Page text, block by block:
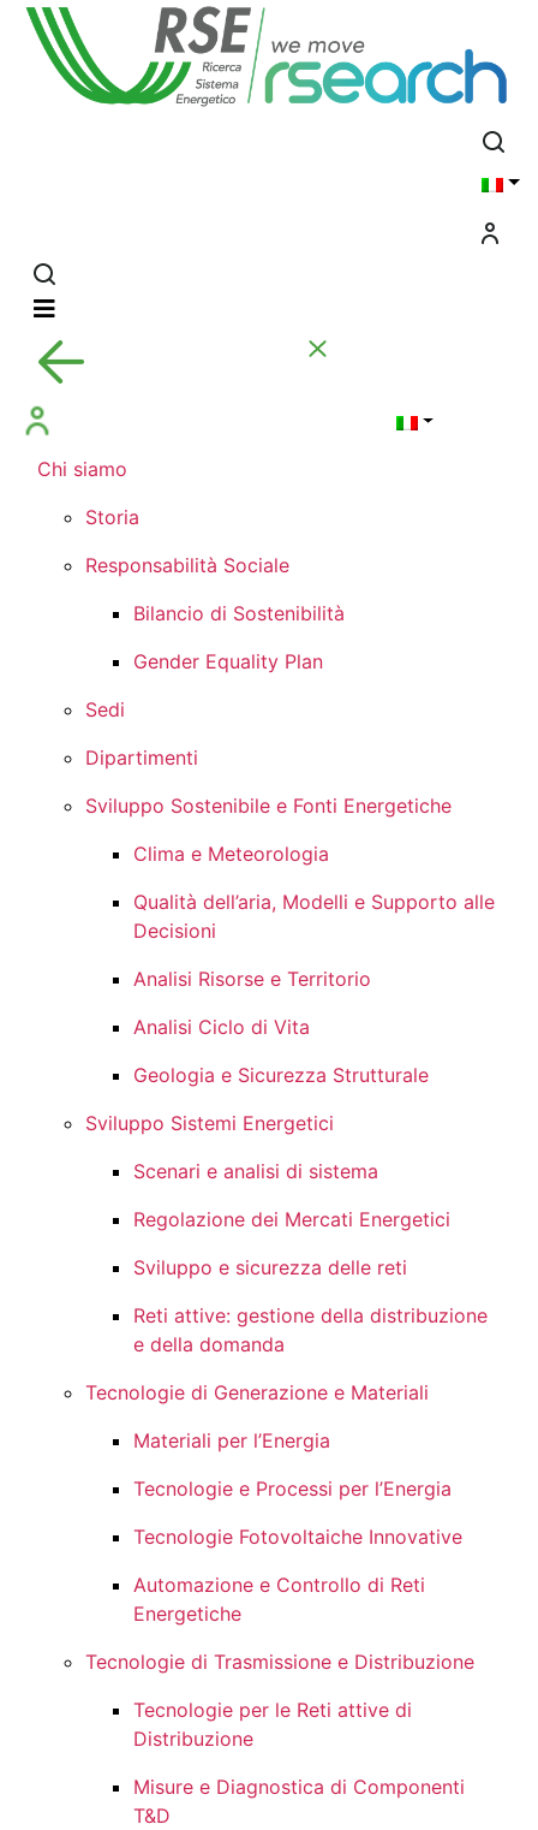
Chi siamo
Storia
Responsabilità Sociale
Bilancio di Sostenibilità
Gender Equality Plan
Sedi
Dipartimenti
Sviluppo Sostenibile e Fonti Energetiche
Clima e Meteorologia
Qualità dell’aria, Modelli e Supporto alle
Decisioni
Analisi Risorse e Territorio
Analisi Ciclo di Vita
Geologia e Sicurezza Strutturale
Sviluppo Sistemi Energetici
Scenari e analisi di sistema
Regolazione dei Mercati Energetici
Sviluppo e sicurezza delle reti
Reti attive: gestione della distribuzione
e della domanda
Tecnologie di Generazione e Materiali
Materiali per l’Energia
Tecnologie e Processi per l’Energia
Tecnologie Fotovoltaiche Innovative
Automazione e Controllo di Reti
Energetiche
Tecnologie di Trasmissione e Distribuzione
Tecnologie per le Reti attive di
Distribuzione
Misure e Diagnostica di Componenti
T&D